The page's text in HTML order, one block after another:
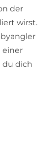
der
wirst.
einer
du dich